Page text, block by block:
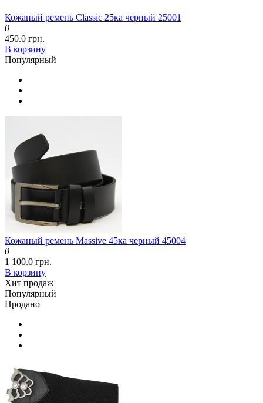
Кожаный ремень Classic 25ка черный 25001
0
450.0 грн.
В корзину
Популярный
Кожаный ремень Massive 45ка черный 45004
0
1 100.0 грн.
В корзину
Хит продаж
Популярный
Продано